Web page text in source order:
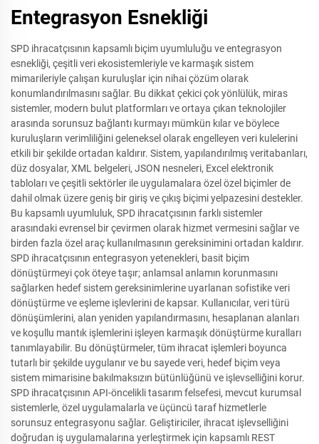
Entegrasyon Esnekliği
SPD ihracatçısının kapsamlı biçim uyumluluğu ve entegrasyon
esnekliği, çeşitli veri ekosistemleriyle ve karmaşık sistem
mimarileriyle çalışan kuruluşlar için nihai çözüm olarak
konumlandırılmasını sağlar. Bu dikkat çekici çok yönlülük, miras
sistemler, modern bulut platformları ve ortaya çıkan teknolojiler
arasında sorunsuz bağlantı kurmayı mümkün kılar ve böylece
kuruluşların verimliliğini geleneksel olarak engelleyen veri kulelerini
etkili bir şekilde ortadan kaldırır. Sistem, yapılandırılmış veritabanları,
düz dosyalar, XML belgeleri, JSON nesneleri, Excel elektronik
tabloları ve çeşitli sektörler ile uygulamalara özel özel biçimler de
dahil olmak üzere geniş bir giriş ve çıkış biçimi yelpazesini destekler.
Bu kapsamlı uyumluluk, SPD ihracatçısının farklı sistemler
arasındaki evrensel bir çevirmen olarak hizmet vermesini sağlar ve
birden fazla özel araç kullanılmasının gereksinimini ortadan kaldırır.
SPD ihracatçısının entegrasyon yetenekleri, basit biçim
dönüştürmeyi çok öteye taşır; anlamsal anlamın korunmasını
sağlarken hedef sistem gereksinimlerine uyarlanan sofistike veri
dönüştürme ve eşleme işlevlerini de kapsar. Kullanıcılar, veri türü
dönüşümlerini, alan yeniden yapılandırmasını, hesaplanan alanları
ve koşullu mantık işlemlerini işleyen karmaşık dönüştürme kuralları
tanımlayabilir. Bu dönüştürmeler, tüm ihracat işlemleri boyunca
tutarlı bir şekilde uygulanır ve bu sayede veri, hedef biçim veya
sistem mimarisine bakılmaksızın bütünlüğünü ve işlevselliğini korur.
SPD ihracatçısının API-öncelikli tasarım felsefesi, mevcut kurumsal
sistemlerle, özel uygulamalarla ve üçüncü taraf hizmetlerle
sorunsuz entegrasyonu sağlar. Geliştiriciler, ihracat işlevselliğini
doğrudan iş uygulamalarına yerleştirmek için kapsamlı REST